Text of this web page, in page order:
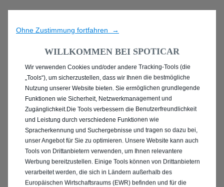
ENTDECKEN SIE ALLE
GEBRAUCHTWAGEN IN
ELMSHORN
Ohne Zustimmung fortfahren →
WILLKOMMEN BEI SPOTICAR
Wir verwenden Cookies und/oder andere Tracking-Tools (die
„Tools“), um sicherzustellen, dass wir Ihnen die bestmögliche
Nutzung unserer Website bieten. Sie ermöglichen grundlegende
Funktionen wie Sicherheit, Netzwerkmanagement und
Zugänglichkeit.Die Tools verbessern die Benutzerfreundlichkeit
und Leistung durch verschiedene Funktionen wie
Spracherkennung und Suchergebnisse und tragen so dazu bei,
unser Angebot für Sie zu optimieren. Unsere Website kann auch
Tools von Drittanbietern verwenden, um Ihnen relevantere
Werbung bereitzustellen. Einige Tools können von Drittanbietern
verarbeitet werden, die sich in Ländern außerhalb des
Europäischen Wirtschaftsraums (EWR) befinden und für die